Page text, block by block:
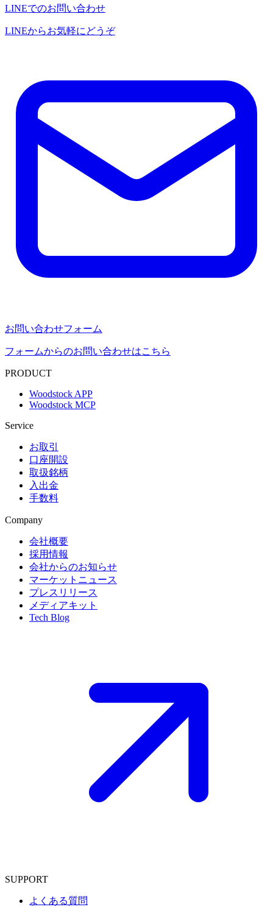
LINEでのお問い合わせ
LINEからお気軽にどうぞ
お問い合わせフォーム
フォームからのお問い合わせはこちら
PRODUCT
Woodstock APP
Woodstock MCP
Service
お取引
口座開設
取扱銘柄
入出金
手数料
Company
会社概要
採用情報
会社からのお知らせ
マーケットニュース
プレスリリース
メディアキット
Tech Blog
SUPPORT
よくある質問